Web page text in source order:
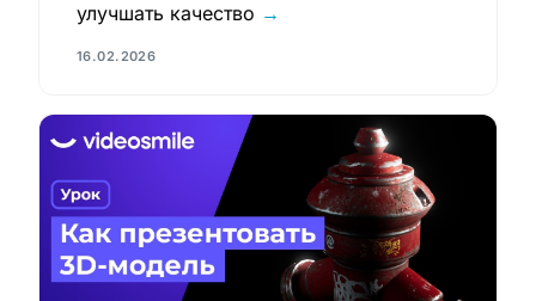
улучшать качество →
16.02.2026